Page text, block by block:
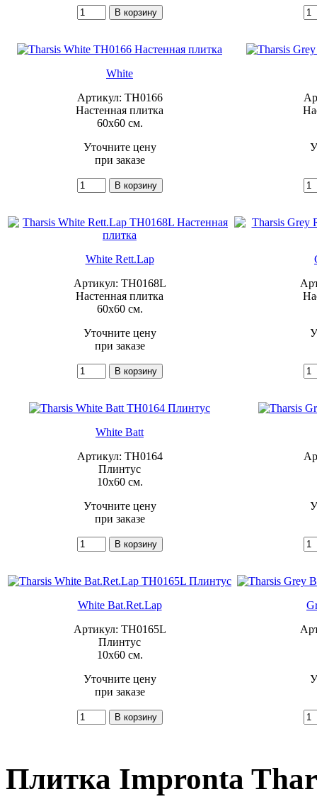
White
Артикул: TH0166
Настенная плитка
60x60 см.
Уточните цену
при заказе
White Rett.Lap
Артикул: TH0168L
Настенная плитка
60x60 см.
Уточните цену
при заказе
White Batt
Артикул: TH0164
Плинтус
10x60 см.
Уточните цену
при заказе
White Bat.Ret.Lap
Артикул: TH0165L
Плинтус
10x60 см.
Уточните цену
при заказе
Плитка Impronta